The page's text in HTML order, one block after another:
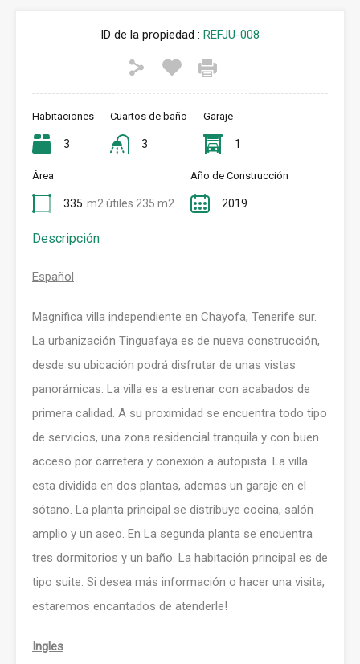
ID de la propiedad : REFJU-008
Habitaciones
3
Cuartos de baño
3
Garaje
1
Área
335 m2 útiles 235 m2
Año de Construcción
2019
Descripción
Español
Magnifica villa independiente en Chayofa, Tenerife sur.
La urbanización Tinguafaya es de nueva construcción,
desde su ubicación podrá disfrutar de unas vistas
panorámicas. La villa es a estrenar con acabados de
primera calidad. A su proximidad se encuentra todo tipo
de servicios, una zona residencial tranquila y con buen
acceso por carretera y conexión a autopista. La villa
esta dividida en dos plantas, ademas un garaje en el
sótano. La planta principal se distribuye cocina, salón
amplio y un aseo. En La segunda planta se encuentra
tres dormitorios y un baño. La habitación principal es de
tipo suite. Si desea más información o hacer una visita,
estaremos encantados de atenderle!
Ingles